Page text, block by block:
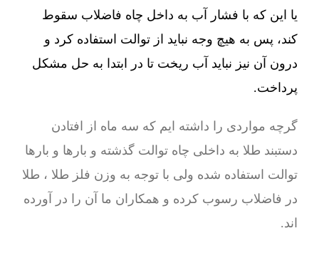
یا این که با فشار آب به داخل چاه فاضلاب سقوط
کند، پس به هیچ وجه نباید از توالت استفاده کرد و
درون آن نیز نباید آب ریخت تا در ابتدا به حل مشکل
پرداخت.
گرچه مواردی را داشته ایم که سه ماه از افتادن
دستبند طلا به داخلی چاه توالت گذشته و بارها و بارها
توالت استفاده شده ولی با توجه به وزن فلز طلا ، طلا
در فاضلاب رسوب کرده و همکاران ما آن را در آورده
اند.